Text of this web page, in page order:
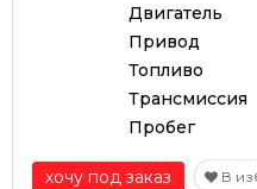
Двигатель
Привод
Топливо
Трансмиссия
Пробег
хочу под заказ В